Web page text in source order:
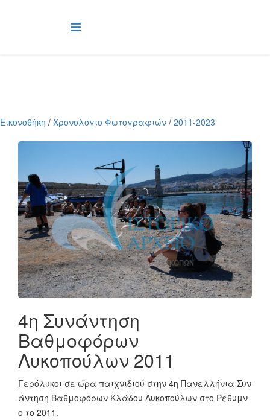
Εικονοθήκη / Χρονολόγιο Φωτογραφιών / 2011-2023
4η Συνάντηση
Βαθμοφόρων
Λυκοπούλων 2011
Γερόλυκοι σε ώρα παιχνιδιού στην 4η Πανελλήνια Συν
άντηση Βαθμοφόρων Κλάδου Λυκοπούλων στο Ρέθυμν
ο το 2011.